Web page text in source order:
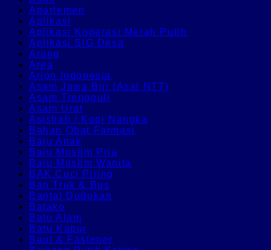
Apartemen
Aplikasi
Aplikasi Koperasi Merah Putih
Aplikasi SIG Desa
Arang
Area
Arion Indonesia
Asam Jawa Biji (Asal NTT)
Asam Trengguli
Asam Urat
Asishah / Kopi Nangka
Bahan Obat Farmasi
Baju Anak
Baju Muslim Pria
Baju Muslim Wanita
BAK Cuci Piring
Ban Truk & Bus
Bantal Dudukan
Batako
Batu Alam
Batu Kapur
Baut & Fastener